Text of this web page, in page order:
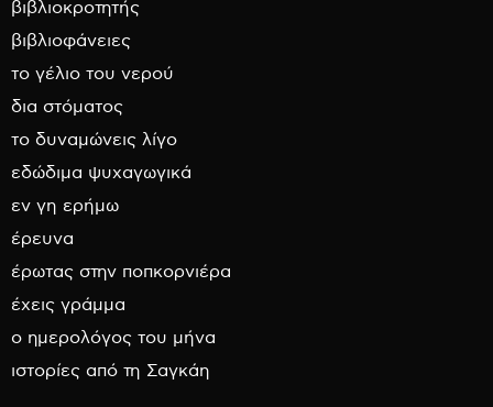
βιβλιοκροτητής
βιβλιοφάνειες
το γέλιο του νερού
δια στόματος
το δυναμώνεις λίγο
εδώδιμα ψυχαγωγικά
εν γη ερήμω
έρευνα
έρωτας στην ποπκορνιέρα
έχεις γράμμα
ο ημερολόγος του μήνα
ιστορίες από τη Σαγκάη